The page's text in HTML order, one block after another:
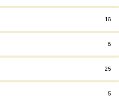
16
8
25
5